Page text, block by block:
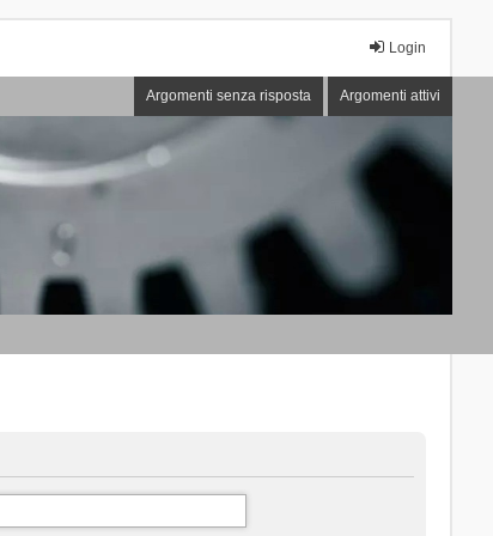
Login
Argomenti senza risposta Argomenti attivi